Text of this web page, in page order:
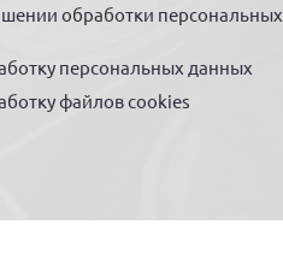
обработки персональных
персональных данных
файлов cookies